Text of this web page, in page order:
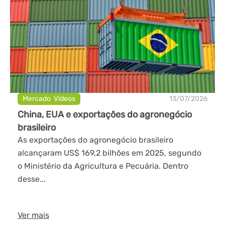
Mercado,Videos 13/07/2026
China, EUA e exportações do agronegócio
brasileiro
As exportações do agronegócio brasileiro
alcançaram US$ 169,2 bilhões em 2025, segundo
o Ministério da Agricultura e Pecuária. Dentro
desse...
Ver mais